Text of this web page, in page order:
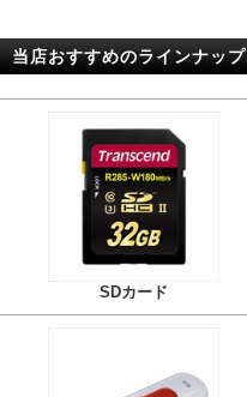
当店おすすめのラインナップ
SDカード